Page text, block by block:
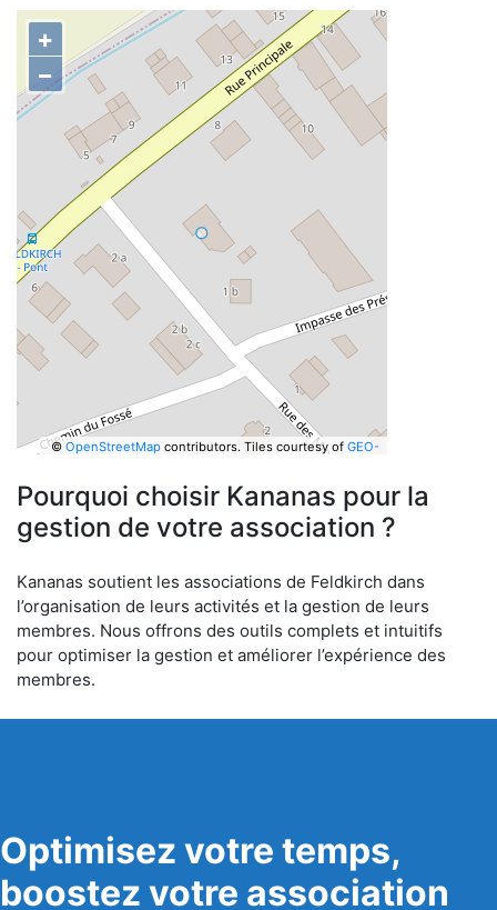
+
−
©OpenStreetMapcontributors. Tiles courtesy of GEO-
Pourquoi choisir Kananas pour la
gestion de votre association ?
Kananas soutient les associations de Feldkirch dans
l’organisation de leurs activités et la gestion de leurs
membres. Nous offrons des outils complets et intuitifs
pour optimiser la gestion et améliorer l’expérience des
membres.
Optimisez votre temps,
boostez votre association